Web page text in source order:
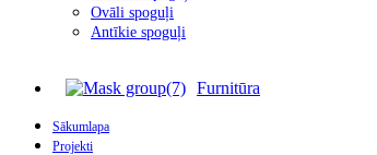
Ovāli spoguļi
Antīkie spoguļi
Furnitūra
Sākumlapa
Projekti